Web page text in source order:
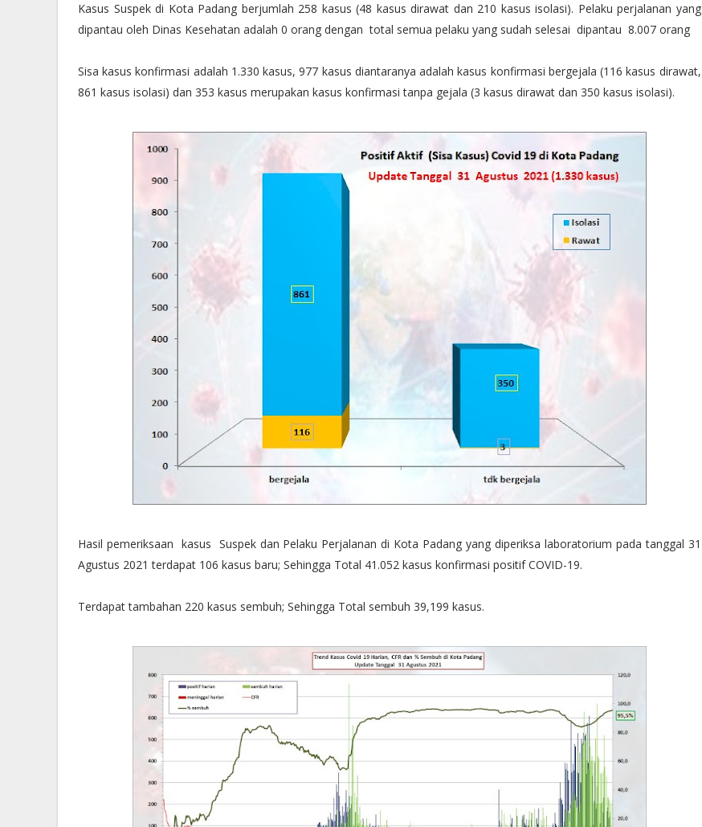
Kasus Suspek di Kota Padang berjumlah 258 kasus (48 kasus dirawat dan 210 kasus isolasi). Pelaku perjalanan yang
dipantau oleh Dinas Kesehatan adalah 0 orang dengan total semua pelaku yang sudah selesai dipantau 8.007 orang
Sisa kasus konfirmasi adalah 1.330 kasus, 977 kasus diantaranya adalah kasus konfirmasi bergejala (116 kasus dirawat,
861 kasus isolasi) dan 353 kasus merupakan kasus konfirmasi tanpa gejala (3 kasus dirawat dan 350 kasus isolasi).
Hasil pemeriksaan kasus Suspek dan Pelaku Perjalanan di Kota Padang yang diperiksa laboratorium pada tanggal 31
Agustus 2021 terdapat 106 kasus baru; Sehingga Total 41.052 kasus konfirmasi positif COVID-19.
Terdapat tambahan 220 kasus sembuh; Sehingga Total sembuh 39,199 kasus.
"M 6.6 | southern